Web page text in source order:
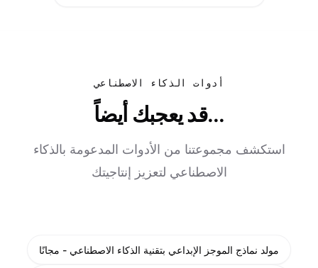
أدوات الذكاء الاصطناعي
قد يعجبك أيضاً...
استكشف مجموعتنا من الأدوات المدعومة بالذكاء
الاصطناعي لتعزيز إنتاجيتك
مولد نماذج الموجز الإبداعي بتقنية الذكاء الاصطناعي - مجانًا